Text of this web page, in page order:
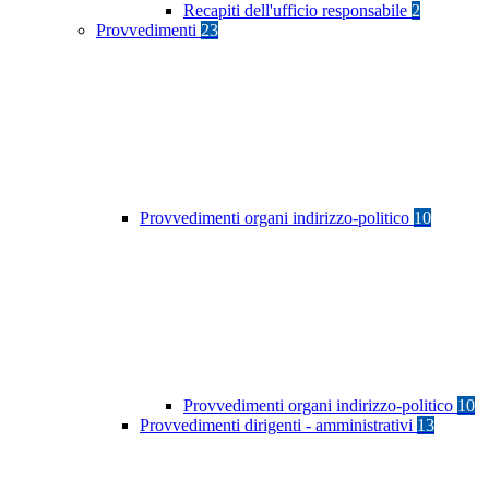
Recapiti dell'ufficio responsabile 2
Provvedimenti 23
Provvedimenti organi indirizzo-politico 10
Provvedimenti organi indirizzo-politico 10
Provvedimenti dirigenti - amministrativi 13